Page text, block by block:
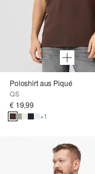
Poloshirt aus Piqué
QS
€ 19,99
+1